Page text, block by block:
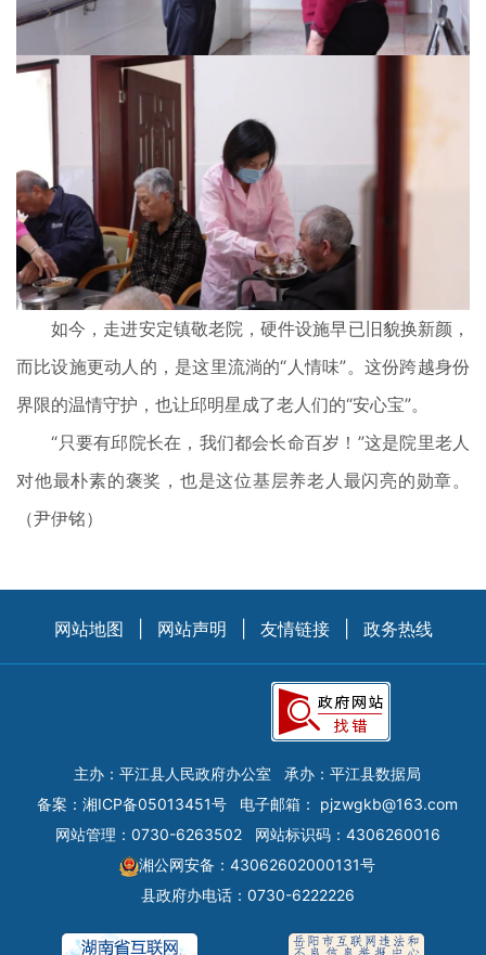
如今，走进安定镇敬老院，硬件设施早已旧貌换新颜，
而比设施更动人的，是这里流淌的“人情味”。这份跨越身份
界限的温情守护，也让邱明星成了老人们的“安心宝”。
“只要有邱院长在，我们都会长命百岁！”这是院里老人
对他最朴素的褒奖，也是这位基层养老人最闪亮的勋章。
（尹伊铭）
网站地图 网站声明 友情链接 政务热线
主办：平江县人民政府办公室
承办：平江县数据局
备案： 湘ICP备05013451号 电子邮箱： pjzwgkb@163.com
网站管理：0730-6263502
网站标识码：4306260016
湘公网安备：43062602000131号
县政府办电话：0730-6222226